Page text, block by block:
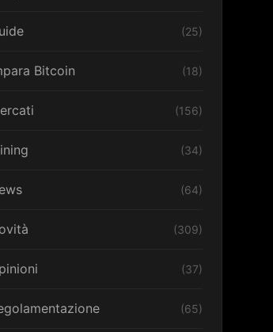
(25)
Bitcoin (18)
(156)
(34)
(64)
(309)
(37)
(65)